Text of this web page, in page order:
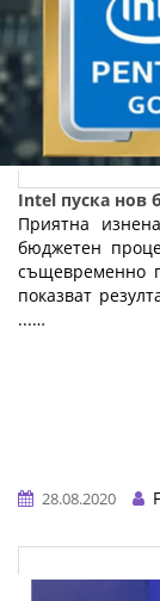
Intel пуска нов
Приятна
бюджетен
същевременно
показват
...…
28.08.2020